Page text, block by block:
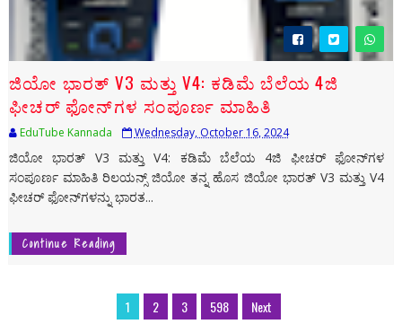
ಜಿಯೋ ಭಾರತ್ V3 ಮತ್ತು V4: ಕಡಿಮೆ ಬೆಲೆಯ 4ಜಿ
ಫೀಚರ್ ಫೋನ್‌ಗಳ ಸಂಪೂರ್ಣ ಮಾಹಿತಿ
EduTube Kannada Wednesday, October 16, 2024
ಜಿಯೋ ಭಾರತ್ V3 ಮತ್ತು V4: ಕಡಿಮೆ ಬೆಲೆಯ 4ಜಿ ಫೀಚರ್ ಫೋನ್‌ಗಳ
ಸಂಪೂರ್ಣ ಮಾಹಿತಿ ರಿಲಯನ್ಸ್ ಜಿಯೋ ತನ್ನ ಹೊಸ ಜಿಯೋ ಭಾರತ್ V3 ಮತ್ತು V4
ಫೀಚರ್ ಫೋನ್‌ಗಳನ್ನು ಭಾರತ...
Continue Reading
1 2 3 598 Next